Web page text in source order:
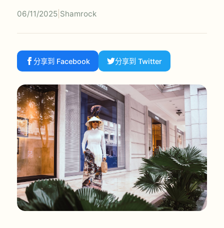
06/11/2025 Shamrock
分享到 Facebook 分享到 Twitter